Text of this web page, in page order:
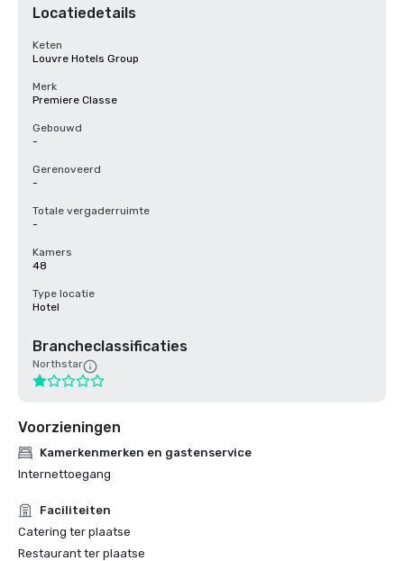
Locatiedetails
Keten
Louvre Hotels Group
Merk
Premiere Classe
Gebouwd
-
Gerenoveerd
-
Totale vergaderruimte
-
Kamers
48
Type locatie
Hotel
Brancheclassificaties
Northstar
Voorzieningen
Kamerkenmerken en gastenservice
Internettoegang
Faciliteiten
Catering ter plaatse
Restaurant ter plaatse